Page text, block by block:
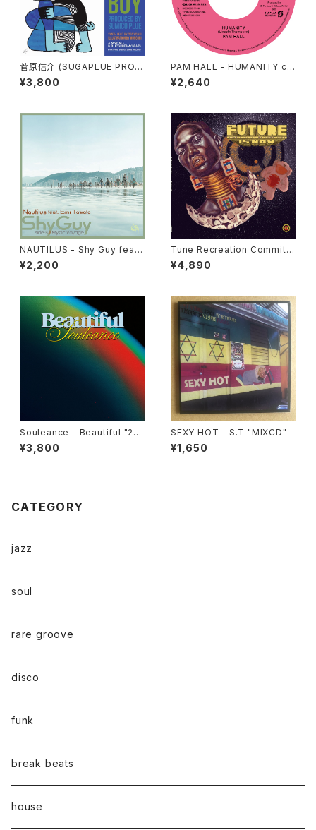
菅原信介 (SUGAPLUE PROJ
ECT) - LONESOME BOY
"7"
¥3,800
PAM HALL - HUMANITY c/
w ARCHIBALD "7"
¥2,640
NAUTILUS - Shy Guy feat.
Emi Tawata / Mystic Voyag
e "7"
¥2,200
Tune Recreation Committe
e - The Future Is Now "LP"
¥4,890
Souleance - Beautiful "2L
P"
¥3,800
SEXY HOT - S.T "MIXCD"
¥1,650
CATEGORY
jazz
soul
rare groove
disco
funk
break beats
house